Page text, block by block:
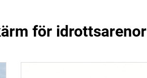
för idrottsarenor